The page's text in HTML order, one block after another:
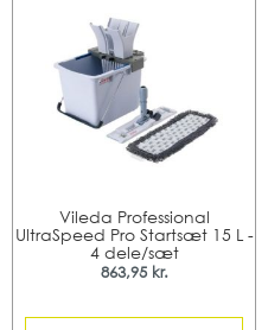
Vileda Professional
UltraSpeed Pro Startsæt 15 L -
4 dele/sæt
863,95 kr.